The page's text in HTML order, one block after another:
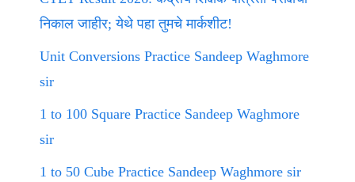
निकाल जाहीर; येथे पहा तुमचे मार्कशीट!
Unit Conversions Practice Sandeep Waghmore
sir
1 to 100 Square Practice Sandeep Waghmore
sir
1 to 50 Cube Practice Sandeep Waghmore sir